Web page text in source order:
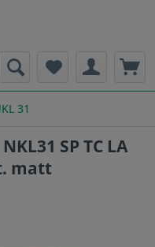
31
SP TC LA
matt